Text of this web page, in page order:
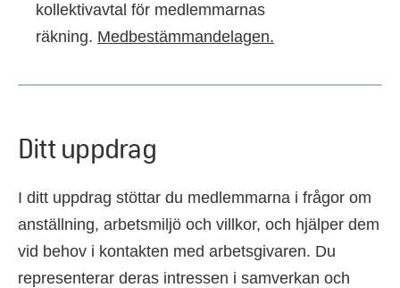
kollektivavtal för medlemmarnas
räkning. Medbestämmandelagen.
Ditt uppdrag
I ditt uppdrag stöttar du medlemmarna i frågor om
anställning, arbetsmiljö och villkor, och hjälper dem
vid behov i kontakten med arbetsgivaren. Du
representerar deras intressen i samverkan och